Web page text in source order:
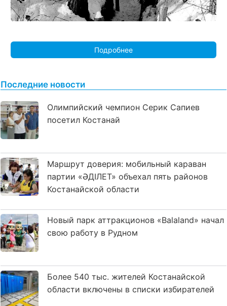
Подробнее
Последние новости
Олимпийский чемпион Серик Сапиев
посетил Костанай
Маршрут доверия: мобильный караван
партии «ӘДІЛЕТ» объехал пять районов
Костанайской области
Новый парк аттракционов «Balaland» начал
свою работу в Рудном
Более 540 тыс. жителей Костанайской
области включены в списки избирателей